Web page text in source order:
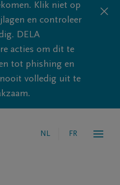
Klik niet op
en controleer
DELA
acties om dit te
tot phishing en
volledig uit te
NL FR